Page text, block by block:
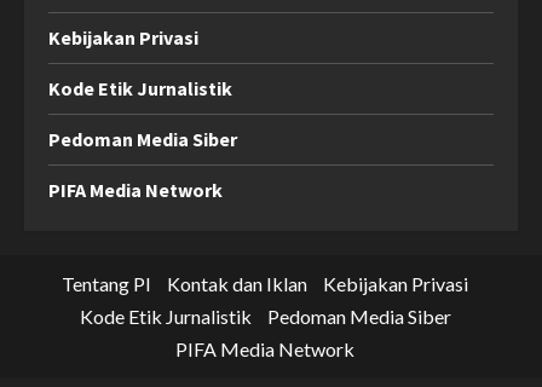
Kebijakan Privasi
Kode Etik Jurnalistik
Pedoman Media Siber
PIFA Media Network
Tentang PI Kontak dan Iklan
Kebijakan Privasi
Kode Etik Jurnalistik
Pedoman Media Siber
PIFA Media Network